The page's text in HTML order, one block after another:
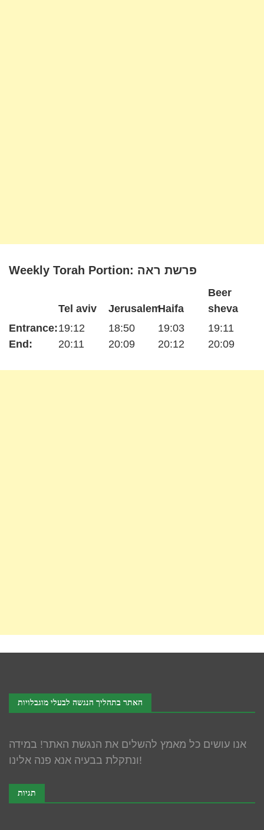
Weekly Torah Portion: פרשת ראה
Entrance:
End:
Tel aviv
19:12
20:11
Jerusalem
18:50
20:09
Haifa
19:03
20:12
Beer
sheva
19:11
20:09
האתר בתהליך הנגשה לבעלי מוגבלויות
אנו עושים כל מאמץ להשלים את הנגשת האתר! במידה
ונתקלת בבעיה אנא פנה אלינו!
תגיות